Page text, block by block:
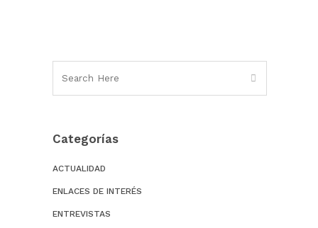
Categorías
ACTUALIDAD
ENLACES DE INTERÉS
ENTREVISTAS